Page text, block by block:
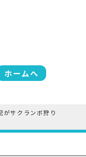
ホームへ
がサクランボ狩り